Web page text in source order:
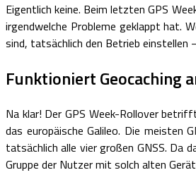
Eigentlich keine. Beim letzten GPS
irgendwelche Probleme geklappt hat.
sind, tatsächlich den Betrieb einstellen
Funktioniert Geocaching
Na klar! Der GPS Week-Rollover
das europäische Galileo. Die meisten
tatsächlich alle vier großen GNSS. Da
Gruppe der Nutzer mit solch alten